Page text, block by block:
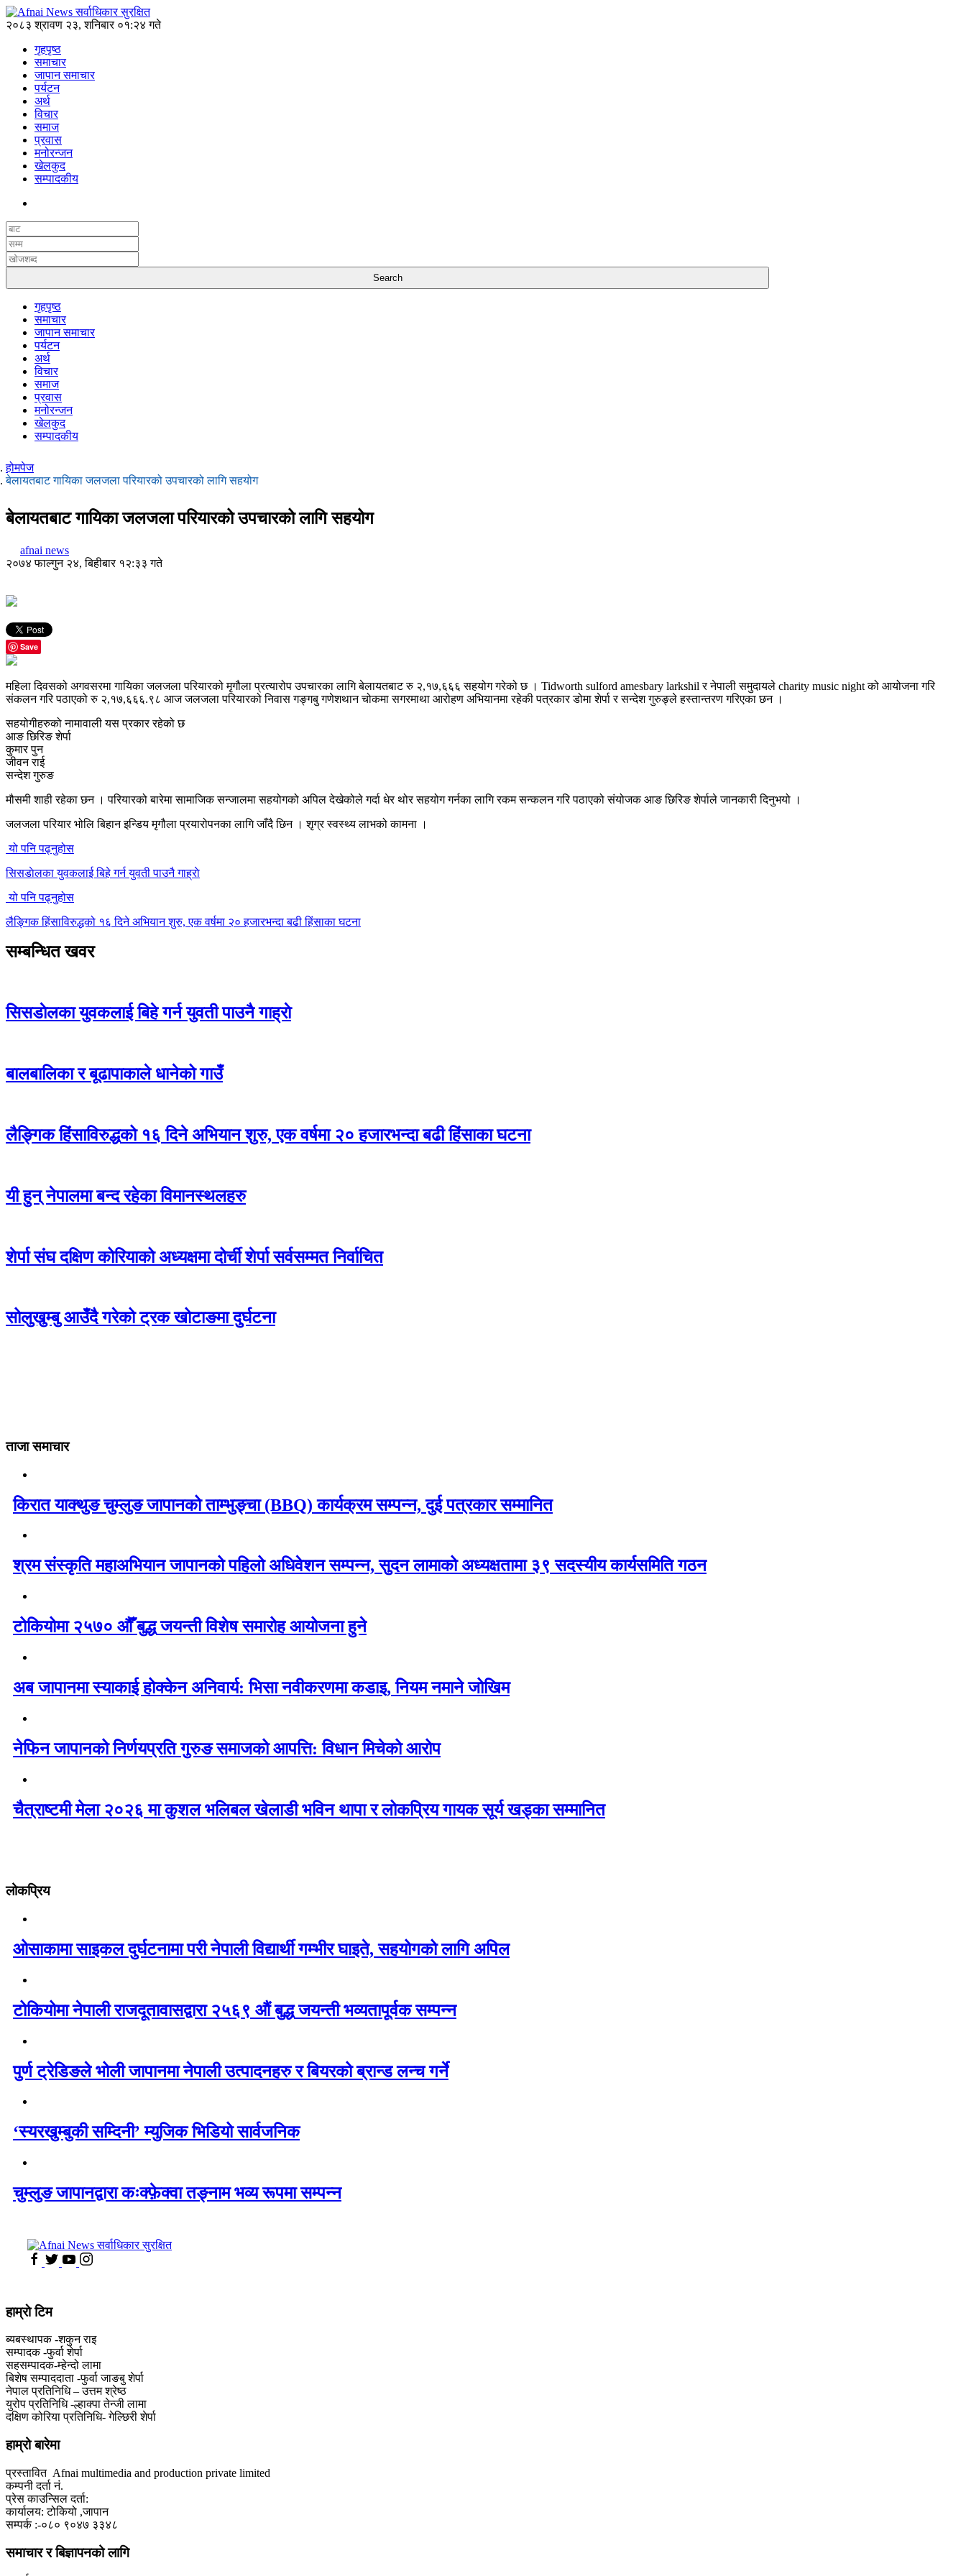
२०८३ श्रावण २३, शनिबार ०१:२४ गते
गृहपृष्ठ
समाचार
जापान समाचार
पर्यटन
अर्थ
विचार
समाज
प्रवास
मनोरन्जन
खेलकुद
सम्पादकीय
गृहपृष्ठ
समाचार
जापान समाचार
पर्यटन
अर्थ
विचार
समाज
प्रवास
मनोरन्जन
खेलकुद
सम्पादकीय
होमपेज
बेलायतबाट गायिका जलजला परियारको उपचारको लागि सहयोग
बेलायतबाट गायिका जलजला परियारको उपचारको लागि सहयोग
afnai news
२०७४ फाल्गुन २४, बिहीबार १२:३३ गते
Save
महिला दिवसको अगवसरमा गायिका जलजला परियारको मृगौला प्रत्यारोप उपचारका लागि बेलायतबाट रु २,१७,६६६ सहयोग गरेको छ । Tidworth sulford amesbary larkshil र नेपाली समुदायले charity music night को आयोजना गरि
संकलन गरि पठाएको रु २,१७,६६६.९८ आज जलजला परियारको निवास गङ्गबु गणेशथान चोकमा सगरमाथा आरोहण अभियानमा रहेकी पत्रकार डोमा शेर्पा र सन्देश गुरुङ्ले हस्तान्तरण गरिएका छन ।
सहयोगीहरुको नामावाली यस प्रकार रहेको छ
आङ छिरिङ शेर्पा
कुमार पुन
जीवन राई
सन्देश गुरुङ
मौसमी शाही रहेका छन । परियारको बारेमा सामाजिक सन्जालमा सहयोगको अपिल देखेकोले गर्दा धेर थोर सहयोग गर्नका लागि रकम सन्कलन गरि पठाएको संयोजक आङ छिरिङ शेर्पाले जानकारी दिनुभयो ।
जलजला परियार भोलि बिहान इन्डिय मृगौला प्रयारोपनका लागि जाँदै छिन । शृग्र स्वस्थ्य लाभको कामना ।
यो पनि पढ्नुहोस
सिसडाेलका युवकलाई बिहे गर्न युवती पाउनै गाह्राे
यो पनि पढ्नुहोस
लैङ्गिक हिंसाविरुद्धको १६ दिने अभियान शुरु, एक वर्षमा २० हजारभन्दा बढी हिंसाका घटना
सम्बन्धित खवर
सिसडाेलका युवकलाई बिहे गर्न युवती पाउनै गाह्राे
बालबालिका र बूढापाकाले धानेको गाउँ
लैङ्गिक हिंसाविरुद्धको १६ दिने अभियान शुरु, एक वर्षमा २० हजारभन्दा बढी हिंसाका घटना
यी हुन् नेपालमा बन्द रहेका विमानस्थलहरु
शेर्पा संघ दक्षिण कोरियाको अध्यक्षमा दोर्ची शेर्पा सर्वसम्मत निर्वाचित
सोलुखुम्बु आउँदै गरेको ट्रक खोटाङमा दुर्घटना
ताजा समाचार
किरात याक्थुङ चुम्लुङ जापानको ताम्भुङ्चा (BBQ) कार्यक्रम सम्पन्न, दुई पत्रकार सम्मानित
श्रम संस्कृति महाअभियान जापानको पहिलो अधिवेशन सम्पन्न, सुदन लामाको अध्यक्षतामा ३९ सदस्यीय कार्यसमिति गठन
टोकियोमा २५७० औँ बुद्ध जयन्ती विशेष समारोह आयोजना हुने
अब जापानमा स्याकाई होक्केन अनिवार्य: भिसा नवीकरणमा कडाइ, नियम नमाने जोखिम
नेफिन जापानको निर्णयप्रति गुरुङ समाजको आपत्ति: विधान मिचेको आरोप
चैत्राष्टमी मेला २०२६ मा कुशल भलिबल खेलाडी भविन थापा र लोकप्रिय गायक सूर्य खड्का सम्मानित
लोकप्रिय
ओसाकामा साइकल दुर्घटनामा परी नेपाली विद्यार्थी गम्भीर घाइते, सहयोगको लागि अपिल
टोकियोमा नेपाली राजदूतावासद्वारा २५६९ औं बुद्ध जयन्ती भव्यतापूर्वक सम्पन्न
पुर्ण ट्रेडिङले भोली जापानमा नेपाली उत्पादनहरु र बियरको ब्रान्ड लन्च गर्ने
‘स्यरखुम्बुकी सम्दिनी’ म्युजिक भिडियो सार्वजनिक
चुम्लुङ जापानद्वारा कःक्फ़ेक्वा तङ्नाम भव्य रूपमा सम्पन्न
हाम्राे टिम
ब्यबस्थापक -शकुन राइ
सम्पादक -फुर्वा शेर्पा
सहसम्पादक-म्हेन्दो लामा
‍बिशेष सम्पाददाता -फुर्वा जा‌ङबु शेर्पा
नेपाल प्रतिनिधि – उत्तम श्रेष्ठ
युरोप प्रतिनिधि -ल्हाक्पा तेन्जी लामा
दक्षिण कोरिया प्रतिनिधि- गेल्छिरी शेर्पा
हाम्रो बारेमा
प्रस्तावित Afnai multimedia and production private limited
कम्पनी दर्ता नं.
प्रेस काउन्सिल दर्ता:
कार्यालय: टोकियो ,जापान
सम्पर्क :-०८० ९०४७ ३३४८
समाचार र बिज्ञापनको लागि